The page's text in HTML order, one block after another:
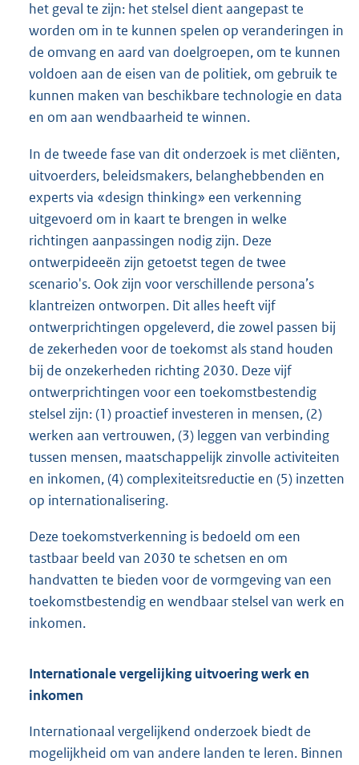
het geval te zijn: het stelsel dient aangepast te
worden om in te kunnen spelen op veranderingen in
de omvang en aard van doelgroepen, om te kunnen
voldoen aan de eisen van de politiek, om gebruik te
kunnen maken van beschikbare technologie en data
en om aan wendbaarheid te winnen.
In de tweede fase van dit onderzoek is met cliënten,
uitvoerders, beleidsmakers, belanghebbenden en
experts via «design thinking» een verkenning
uitgevoerd om in kaart te brengen in welke
richtingen aanpassingen nodig zijn. Deze
ontwerpideeën zijn getoetst tegen de twee
scenario's. Ook zijn voor verschillende persona’s
klantreizen ontworpen. Dit alles heeft vijf
ontwerprichtingen opgeleverd, die zowel passen bij
de zekerheden voor de toekomst als stand houden
bij de onzekerheden richting 2030. Deze vijf
ontwerprichtingen voor een toekomstbestendig
stelsel zijn: (1) proactief investeren in mensen, (2)
werken aan vertrouwen, (3) leggen van verbinding
tussen mensen, maatschappelijk zinvolle activiteiten
en inkomen, (4) complexiteitsreductie en (5) inzetten
op internationalisering.
Deze toekomstverkenning is bedoeld om een
tastbaar beeld van 2030 te schetsen en om
handvatten te bieden voor de vormgeving van een
toekomstbestendig en wendbaar stelsel van werk en
inkomen.
Internationale vergelijking uitvoering werk en
inkomen
Internationaal vergelijkend onderzoek biedt de
mogelijkheid om van andere landen te leren. Binnen